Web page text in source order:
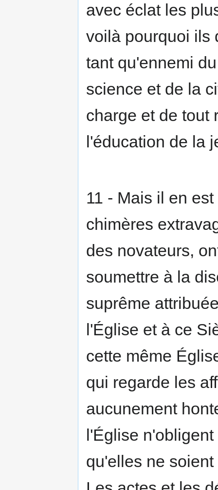
avec éclat les
voilà pourquoi ils
tant qu'ennemi
science et de la
charge et de tout
l'éducation de la
11 - Mais il en
chimères
des novateurs,
soumettre à la
suprême
l'Église et à ce
cette même
qui regarde les
aucunement
l'Église
qu'elles ne